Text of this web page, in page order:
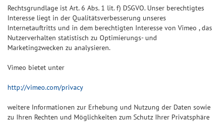
Rechtsgrundlage ist Art. 6 Abs. 1 lit. f) DSGVO. Unser berechtigtes
Interesse liegt in der Qualitätsverbesserung unseres
Internetauftritts und in dem berechtigten Interesse von Vimeo , das
Nutzerverhalten statistisch zu Optimierungs- und
Marketingzwecken zu analysieren.
Vimeo bietet unter
http://vimeo.com/privacy
weitere Informationen zur Erhebung und Nutzung der Daten sowie
zu Ihren Rechten und Möglichkeiten zum Schutz Ihrer Privatsphäre